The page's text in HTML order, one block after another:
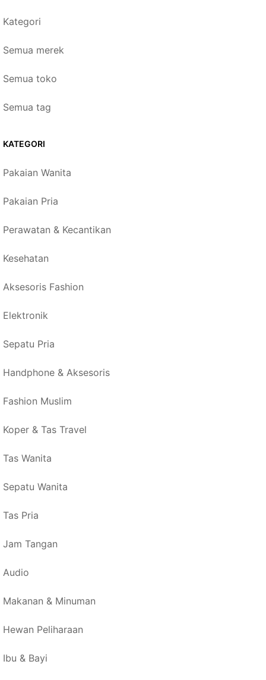
Kategori
Semua merek
Semua toko
Semua tag
KATEGORI
Pakaian Wanita
Pakaian Pria
Perawatan & Kecantikan
Kesehatan
Aksesoris Fashion
Elektronik
Sepatu Pria
Handphone & Aksesoris
Fashion Muslim
Koper & Tas Travel
Tas Wanita
Sepatu Wanita
Tas Pria
Jam Tangan
Audio
Makanan & Minuman
Hewan Peliharaan
Ibu & Bayi